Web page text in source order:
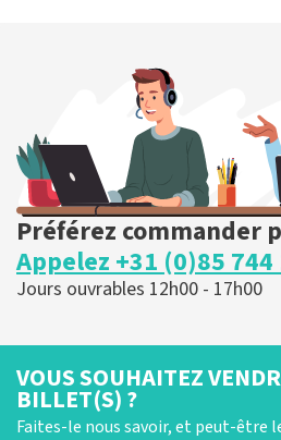
Préférez commander
Appelez +31 (0)85 744
Jours ouvrables 12h00 - 17h00
VOUS SOUHAITEZ
BILLET(S) ?
Faites-le nous savoir, et peut-être